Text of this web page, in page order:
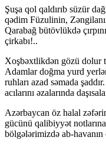
Şuşa qol qaldırıb süzür
qədim Füzulinin,
Qarabağ bütövlükdə
çirkabı!..
Xoşbəxtlikdən gözü dolur
Adamlar doğma yurd
ruhları azad səmada
acılarını əzalarında
Azərbaycan öz halal
gücünü qalibiyyət
bölgələrimizdə ab-